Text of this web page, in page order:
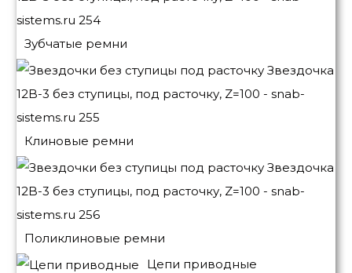
Зубчатые ремни
Клиновые ремни
Поликлиновые ремни
Цепи приводные